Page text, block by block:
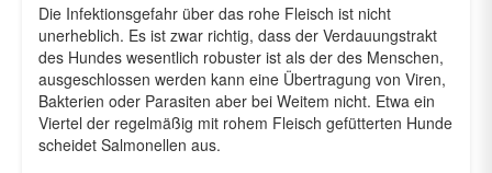
Die Infektionsgefahr über das rohe Fleisch ist nicht
unerheblich. Es ist zwar richtig, dass der Verdauungstrakt
des Hundes wesentlich robuster ist als der des Menschen,
ausgeschlossen werden kann eine Übertragung von Viren,
Bakterien oder Parasiten aber bei Weitem nicht. Etwa ein
Viertel der regelmäßig mit rohem Fleisch gefütterten Hunde
scheidet Salmonellen aus.